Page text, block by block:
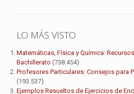
LO MÁS VISTO
Matemáticas, Física y Química:
Bachillerato (738.454)
Profesores Particulares: Consejos para
(193.537)
Ejemplos Resueltos de Ejercicios de